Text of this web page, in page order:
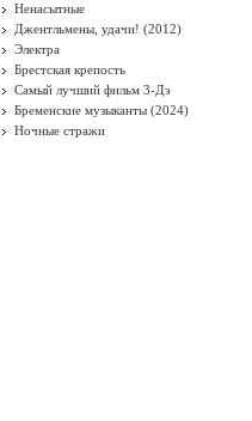
Ненасытные
Джентльмены, удачи! (2012)
Электра
Брестская крепость
Самый лучший фильм 3-Дэ
Бременские музыканты (2024)
Ночные стражи